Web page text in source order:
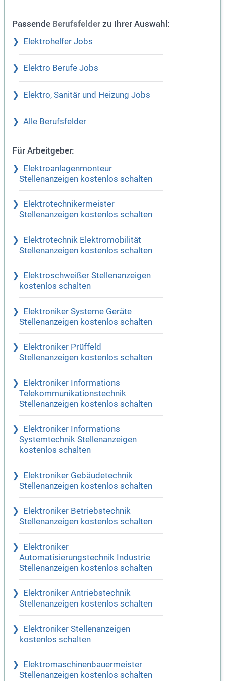
Passende Berufsfelder zu Ihrer Auswahl:
Elektrohelfer Jobs
Elektro Berufe Jobs
Elektro, Sanitär und Heizung Jobs
Alle Berufsfelder
Für Arbeitgeber:
Elektroanlagenmonteur
Stellenanzeigen kostenlos schalten
Elektrotechnikermeister
Stellenanzeigen kostenlos schalten
Elektrotechnik Elektromobilität
Stellenanzeigen kostenlos schalten
Elektroschweißer Stellenanzeigen
kostenlos schalten
Elektroniker Systeme Geräte
Stellenanzeigen kostenlos schalten
Elektroniker Prüffeld
Stellenanzeigen kostenlos schalten
Elektroniker Informations
Telekommunikationstechnik
Stellenanzeigen kostenlos schalten
Elektroniker Informations
Systemtechnik Stellenanzeigen
kostenlos schalten
Elektroniker Gebäudetechnik
Stellenanzeigen kostenlos schalten
Elektroniker Betriebstechnik
Stellenanzeigen kostenlos schalten
Elektroniker
Automatisierungstechnik Industrie
Stellenanzeigen kostenlos schalten
Elektroniker Antriebstechnik
Stellenanzeigen kostenlos schalten
Elektroniker Stellenanzeigen
kostenlos schalten
Elektromaschinenbauermeister
Stellenanzeigen kostenlos schalten